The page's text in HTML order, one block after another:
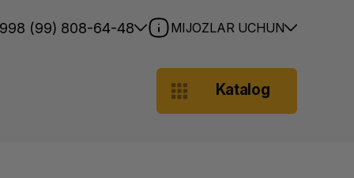
(99) 808-64-48 MIJOZLAR UCHUN
Katalog